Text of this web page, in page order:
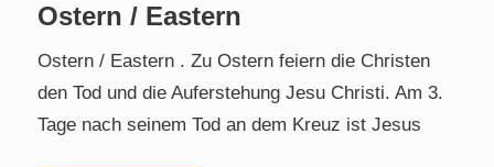
Ostern / Eastern
Ostern / Eastern . Zu Ostern feiern die Christen
den Tod und die Auferstehung Jesu Christi. Am 3.
Tage nach seinem Tod an dem Kreuz ist Jesus